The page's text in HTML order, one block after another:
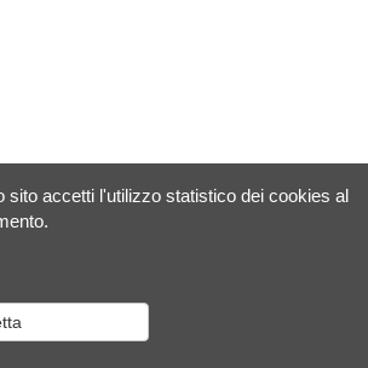
sito accetti l'utilizzo statistico dei cookies al